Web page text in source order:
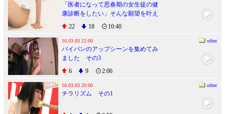
「医者になって思春期の女生徒の健
康診断をしたい」そんな願望を叶え
てくれるＡＶです。
22 18 10:40
16.03.03 22:00 other
パイパンのアップシーンを集めてみ
ました その3
6
9 2:06
16.03.03 20:00 other
チラリズム その1